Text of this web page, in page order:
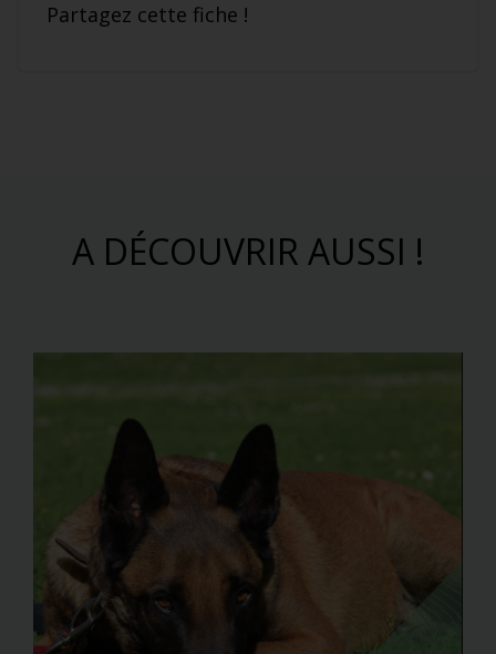
Partagez cette fiche !
A DÉCOUVRIR AUSSI !